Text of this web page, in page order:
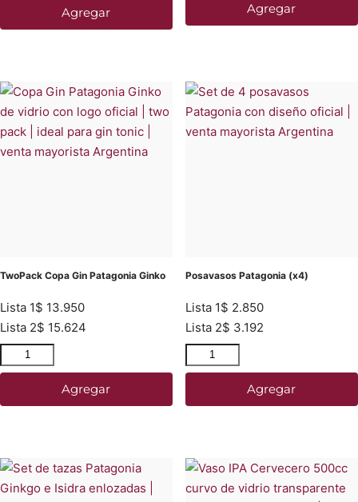
Agregar Agregar
TwoPack Copa Gin Patagonia Ginko
Lista 1$ 13.950
Lista 2$ 15.624
Agregar
Posavasos Patagonia (x4)
Lista 1$ 2.850
Lista 2$ 3.192
Agregar